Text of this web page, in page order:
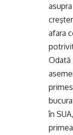
afara
Odată
în